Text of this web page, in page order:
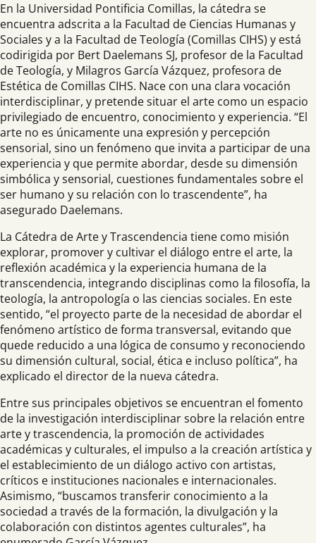
En la Universidad Pontificia Comillas, la cátedra se
encuentra adscrita a la Facultad de Ciencias Humanas y
Sociales y a la Facultad de Teología (Comillas CIHS) y está
codirigida por Bert Daelemans SJ, profesor de la Facultad
de Teología, y Milagros García Vázquez, profesora de
Estética de Comillas CIHS. Nace con una clara vocación
interdisciplinar, y pretende situar el arte como un espacio
privilegiado de encuentro, conocimiento y experiencia. “El
arte no es únicamente una expresión y percepción
sensorial, sino un fenómeno que invita a participar de una
experiencia y que permite abordar, desde su dimensión
simbólica y sensorial, cuestiones fundamentales sobre el
ser humano y su relación con lo trascendente”, ha
asegurado Daelemans.
La Cátedra de Arte y Trascendencia tiene como misión
explorar, promover y cultivar el diálogo entre el arte, la
reflexión académica y la experiencia humana de la
transcendencia, integrando disciplinas como la filosofía, la
teología, la antropología o las ciencias sociales. En este
sentido, “el proyecto parte de la necesidad de abordar el
fenómeno artístico de forma transversal, evitando que
quede reducido a una lógica de consumo y reconociendo
su dimensión cultural, social, ética e incluso política”, ha
explicado el director de la nueva cátedra.
Entre sus principales objetivos se encuentran el fomento
de la investigación interdisciplinar sobre la relación entre
arte y trascendencia, la promoción de actividades
académicas y culturales, el impulso a la creación artística y
el establecimiento de un diálogo activo con artistas,
críticos e instituciones nacionales e internacionales.
Asimismo, “buscamos transferir conocimiento a la
sociedad a través de la formación, la divulgación y la
colaboración con distintos agentes culturales”, ha